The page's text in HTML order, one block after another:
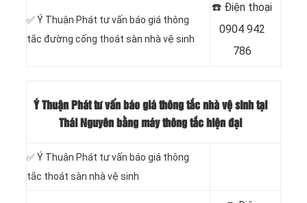
✅ Ý Thuận Phát tư vấn báo giá thông
tắc đường cống thoát sàn nhà vệ sinh
☎️ Điện thoại
0904 942
786
Ý Thuận Phát tư vấn báo giá thông tắc nhà vệ sinh tại
Thái Nguyên bằng máy thông tắc hiện đại
✅ Ý Thuận Phát tư vấn báo giá thông
tắc thoát sàn nhà vệ sinh